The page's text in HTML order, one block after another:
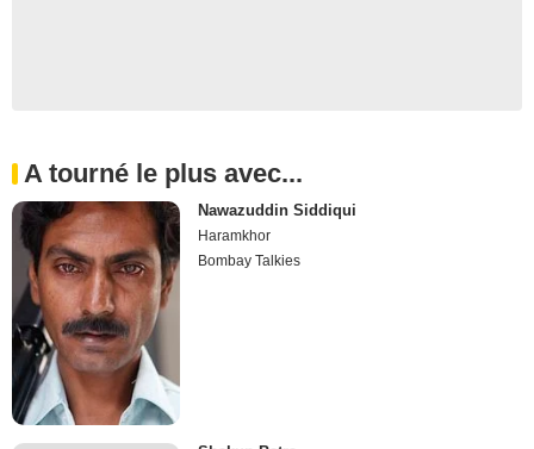
A tourné le plus avec...
Nawazuddin Siddiqui
Haramkhor
Bombay Talkies